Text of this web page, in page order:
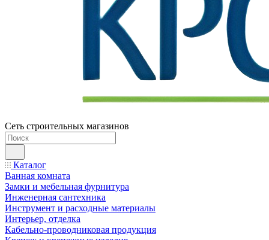
Сеть строительных магазинов
Каталог
Ванная комната
Замки и мебельная фурнитура
Инженерная сантехника
Инструмент и расходные материалы
Интерьер, отделка
Кабельно-проводниковая продукция